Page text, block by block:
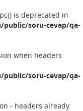
is deprecated in
soru-cevap/qa-
when headers
soru-cevap/qa-
- headers already